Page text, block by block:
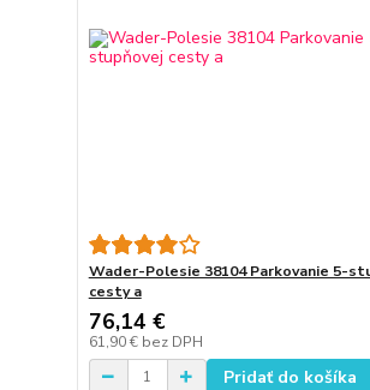
Wader-Polesie 38104 Parkovanie 5-
cesty a
76,14 €
61,90 € bez DPH
Pridať do košíka